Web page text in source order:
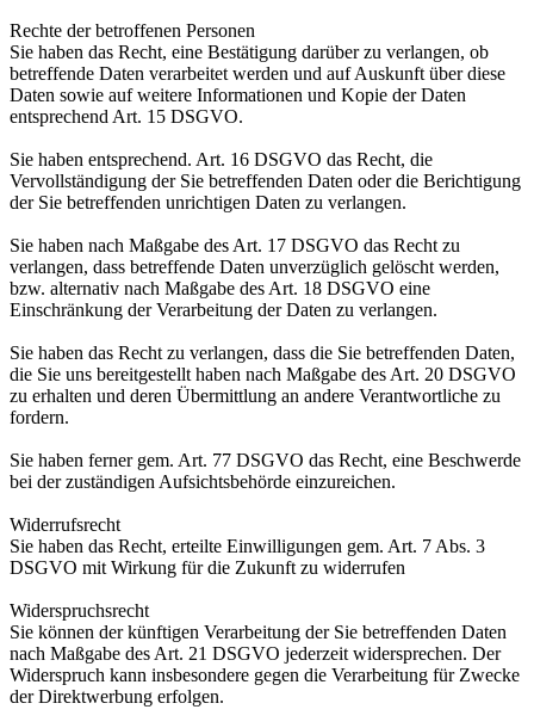
Rechte der betroffenen Personen
Sie haben das Recht, eine Bestätigung darüber zu verlangen, ob
betreffende Daten verarbeitet werden und auf Auskunft über diese
Daten sowie auf weitere Informationen und Kopie der Daten
entsprechend Art. 15 DSGVO.
Sie haben entsprechend. Art. 16 DSGVO das Recht, die
Vervollständigung der Sie betreffenden Daten oder die Berichtigung
der Sie betreffenden unrichtigen Daten zu verlangen.
Sie haben nach Maßgabe des Art. 17 DSGVO das Recht zu
verlangen, dass betreffende Daten unverzüglich gelöscht werden,
bzw. alternativ nach Maßgabe des Art. 18 DSGVO eine
Einschränkung der Verarbeitung der Daten zu verlangen.
Sie haben das Recht zu verlangen, dass die Sie betreffenden Daten,
die Sie uns bereitgestellt haben nach Maßgabe des Art. 20 DSGVO
zu erhalten und deren Übermittlung an andere Verantwortliche zu
fordern.
Sie haben ferner gem. Art. 77 DSGVO das Recht, eine Beschwerde
bei der zuständigen Aufsichtsbehörde einzureichen.
Widerrufsrecht
Sie haben das Recht, erteilte Einwilligungen gem. Art. 7 Abs. 3
DSGVO mit Wirkung für die Zukunft zu widerrufen
Widerspruchsrecht
Sie können der künftigen Verarbeitung der Sie betreffenden Daten
nach Maßgabe des Art. 21 DSGVO jederzeit widersprechen. Der
Widerspruch kann insbesondere gegen die Verarbeitung für Zwecke
der Direktwerbung erfolgen.